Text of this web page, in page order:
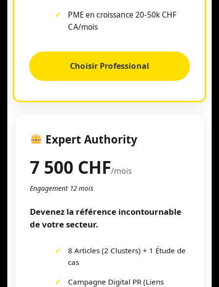
PME en croissance 20-50k CHF
CA/mois
Choisir Professional
Expert Authority
7 500 CHF/mois
Engagement 12 mois
Devenez la référence incontournable
de votre secteur.
8 Articles (2 Clusters) + 1 Étude de
cas
Campagne Digital PR (Liens